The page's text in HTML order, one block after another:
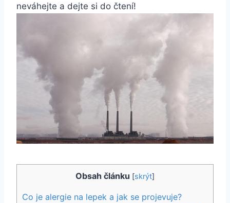
neváhejte ⁤a dejte ⁣si do čtení!
Obsah článku [skrýt]
Co je alergie na lepek a jak se ​projevuje?